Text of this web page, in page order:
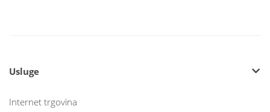
Usluge
Internet trgovina